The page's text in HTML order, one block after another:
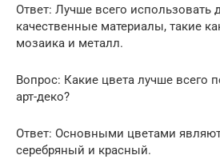
Ответ: Лучше всего использовать
качественные материалы, такие
мозаика и металл.
Вопрос: Какие цвета лучше всего
арт-деко?
Ответ: Основными цветами
серебряный и красный.